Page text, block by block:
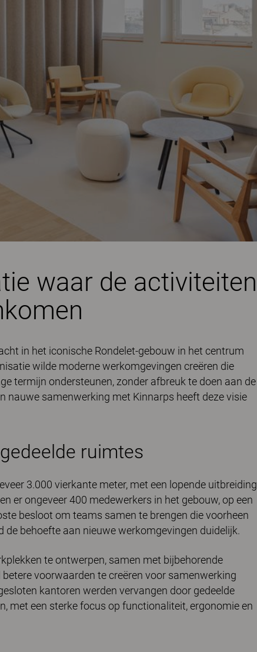
waar de activiteiten
in het iconische Rondelet-gebouw in het centrum
wilde moderne werkomgevingen creëren die
termijn ondersteunen, zonder afbreuk te doen aan de
nauwe samenwerking met Kinnarps heeft deze visie
ruimtes
3.000 vierkante meter, met een lopende uitbreiding
er ongeveer 400 medewerkers in het gebouw, op een
besloot om teams samen te brengen die voorheen
behoefte aan nieuwe werkomgevingen duidelijk.
te ontwerpen, samen met bijbehorende
voorwaarden te creëren voor samenwerking
kantoren werden vervangen door gedeelde
met een sterke focus op functionaliteit, ergonomie en